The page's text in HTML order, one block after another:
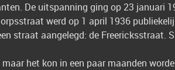
De uitspanning ging op 23 januari
werd op 1 april 1936
straat aangelegd: de Freericksstraat.
het kon in een paar maanden